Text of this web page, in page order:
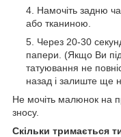
Намочіть задню
або тканиною.
Через 20-30
папери. (Якщо Ви
татуювання не
назад і залиште ще
Не мочіть малюнок на
зносу.
Скільки тримається